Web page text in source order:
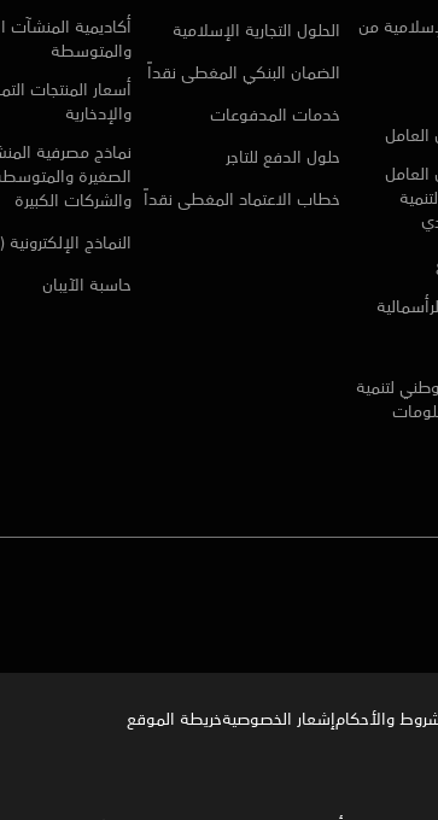
من
لتنمية
الحلول التجارية الإسلامية
الضمان البنكي المغطى نقداً
خدمات المدفوعات
حلول الدفع للتاجر
خطاب الاعتماد المغطى نقداً
أكاديمية المنشآت
والمتوسطة
أسعار المنتجات
والإدخارية
نماذج مصرفية
الصغيرة
والشركات الكبيرة
النماذج
حاسبة الآيبان
والأحكامإشعار الخصوصية‍خريطة الموقع